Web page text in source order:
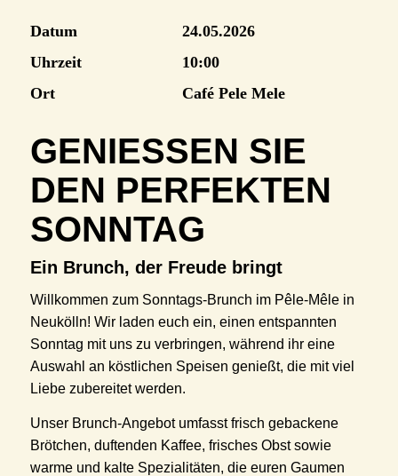
Datum
24.05.2026
Uhrzeit
10:00
Ort
Café Pele Mele
GENIESSEN SIE D
EN PERFEKTEN S
ONNTAG
Ein Brunch, der Freude bringt
Willkommen zum Sonntags-Brunch im Pêle-Mêle in
Neukölln! Wir laden euch ein, einen entspannten
Sonntag mit uns zu verbringen, während ihr eine
Auswahl an köstlichen Speisen genießt, die mit viel
Liebe zubereitet werden.
Unser Brunch-Angebot umfasst frisch gebackene
Brötchen, duftenden Kaffee, frisches Obst sowie
warme und kalte Spezialitäten, die euren Gaumen